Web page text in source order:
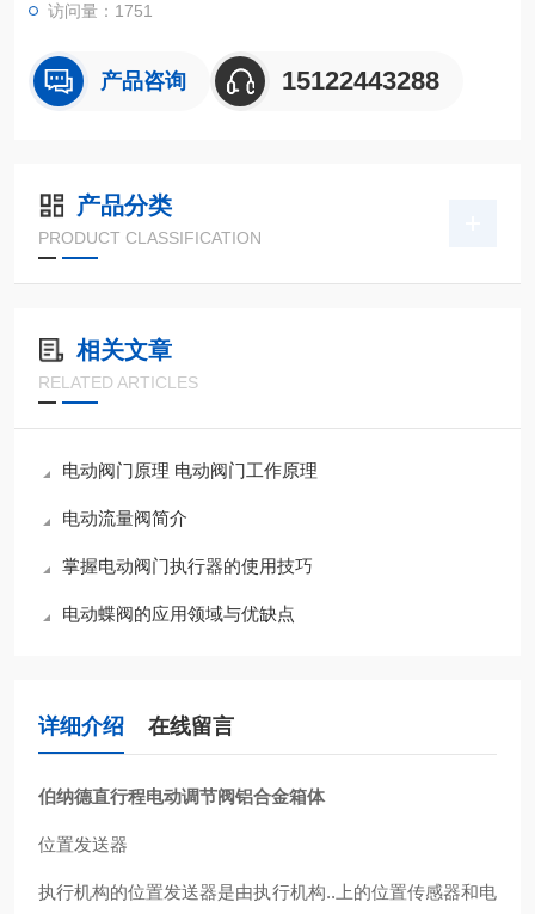
访问量：1751
产品咨询 15122443288
产品分类
PRODUCT CLASSIFICATION
相关文章
RELATED ARTICLES
电动阀门原理 电动阀门工作原理
电动流量阀简介
掌握电动阀门执行器的使用技巧
电动蝶阀的应用领域与优缺点
详细介绍 在线留言
伯纳德直行程电动调节阀铝合金箱体
位置发送器
执行机构的位置发送器是由执行机构..上的位置传感器和电